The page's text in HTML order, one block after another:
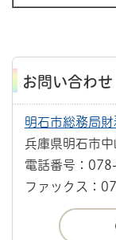
お問い合わせ
明石市総務局
兵庫県明石市
電話番号：
ファックス：